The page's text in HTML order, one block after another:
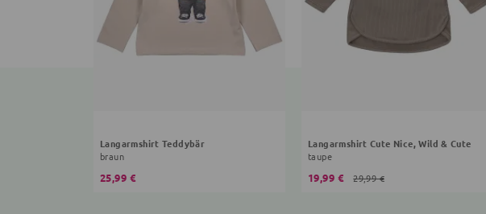
Langarmshirt Teddybär
braun
25,99 €
Langarmshirt Cute Nice, Wild & Cute
taupe
19,99 € 29,99 €